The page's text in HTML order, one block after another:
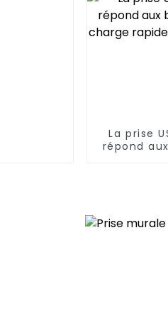
La prise
répond